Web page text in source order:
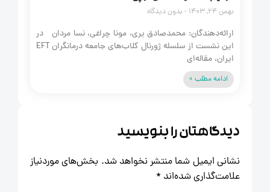
بدون دیدگاه
ارائه‌دهندگان: محمدصادق یری، مونا چراغی، نسا مردان در
این نشست از سلسله ژورنال کلاب‌های جامعه درمانگران EFT
ایران، مقاله‌ای
ادامه مطلب »
دیدگاهتان را بنویسید
نشانی ایمیل شما منتشر نخواهد شد.بخش‌های موردنیاز
علامت‌گذاری شده‌اند*